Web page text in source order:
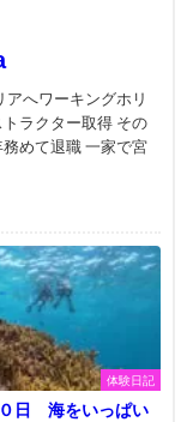
アへワーキングホリ
ラクター取得 その
めて退職 一家で宮
体験日記
０日 海をいっぱい